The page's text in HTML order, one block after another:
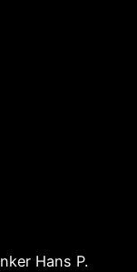
Hans P.